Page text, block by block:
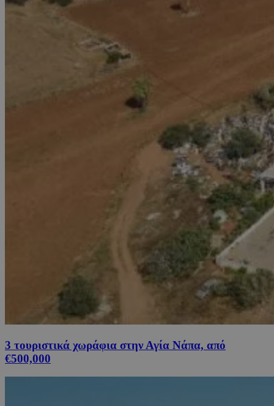
3 τουριστικά χωράφια στην Αγία Νάπα, από
€500,000